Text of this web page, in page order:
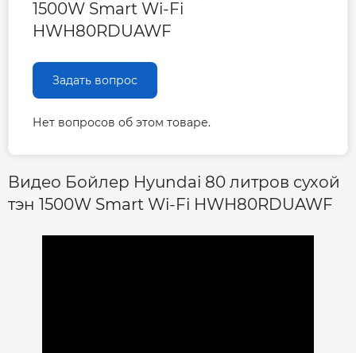
1500W Smart Wi-Fi
HWH80RDUAWF
Задать вопрос
Нет вопросов об этом товаре.
Видео Бойлер Hyundai 80 литров сухой
тэн 1500W Smart Wi-Fi HWH80RDUAWF